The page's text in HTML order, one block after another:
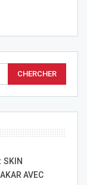
SKIN
AVEC